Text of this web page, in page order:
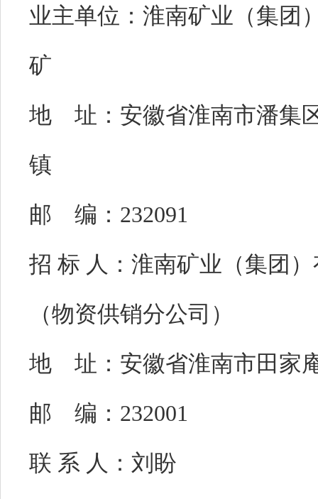
业主单位： 淮南矿业（集团
矿
地 址： 安徽省淮南市潘集
镇
邮 编： 232091
招 标 人： 淮南矿业（集团
（物资供销分公司）
地 址： 安徽省淮南市田家
邮 编： 232001
联 系 人： 刘盼